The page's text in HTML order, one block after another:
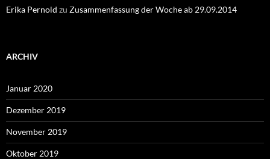
Erika Pernold zu Zusammenfassung der Woche ab 29.09.2014
ARCHIV
Januar 2020
Dezember 2019
November 2019
Oktober 2019